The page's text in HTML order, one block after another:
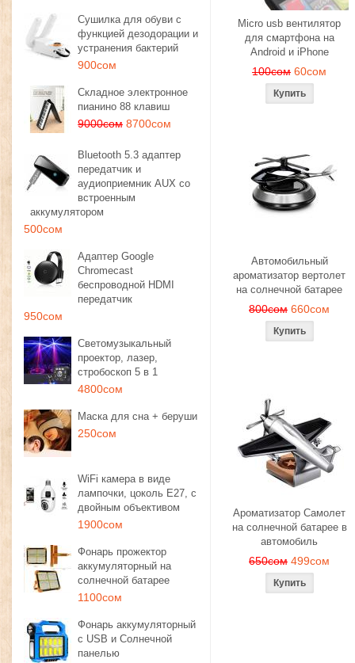
Сушилка для обуви с
функцией дезодорации и
устранения бактерий
900сом
Складное электронное
пианино 88 клавиш
9000сом 8700сом
Bluetooth 5.3 адаптер
передатчик и
аудиоприемник AUX со
встроенным
аккумулятором
500сом
Адаптер Google
Chromecast
беспроводной HDMI
передатчик
950сом
Светомузыкальный
проектор, лазер,
стробоскоп 5 в 1
4800сом
Маска для сна + беруши
250сом
WiFi камера в виде
лампочки, цоколь E27, с
двойным объективом
1900сом
Фонарь прожектор
аккумуляторный на
солнечной батарее
1100сом
Фонарь аккумуляторный
с USB и Солнечной
панелью
Micro usb вентилятор
для смартфона на
Android и iPhone
100сом 60сом
Автомобильный
ароматизатор вертолет
на солнечной батарее
800сом 660сом
Ароматизатор Самолет
на солнечной батарее в
автомобиль
650сом 499сом